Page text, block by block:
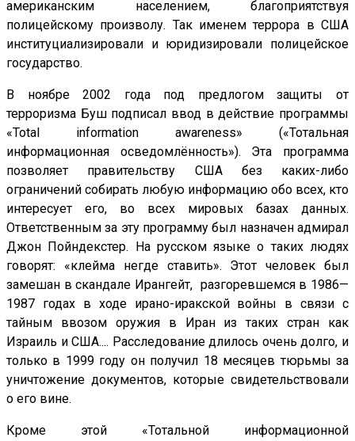
американским населением, благоприятствуя
полицейскому произволу. Так именем террора в США
институциализировали и юридизировали полицейское
государство.
В ноябре 2002 года под предлогом защиты от
терроризма Буш подписал ввод в действие программы
«Total information awareness» («Тотальная
информационная осведомлённость»). Эта программа
позволяет правительству США без каких-либо
ограничений собирать любую информацию обо всех, кто
интересует его, во всех мировых базах данных.
Ответственным за эту программу был назначен адмирал
Джон Пойндекстер. На русском языке о таких людях
говорят: «клейма негде ставить». Этот человек был
замешан в скандале Ирангейт, разгоревшемся в 1986—
1987 годах в ходе ирано-иракской войны в связи с
тайным ввозом оружия в Иран из таких стран как
Израиль и США.... Расследование длилось очень долго, и
только в 1999 году он получил 18 месяцев тюрьмы за
уничтожение документов, которые свидетельствовали
о его вине.
Кроме этой «Тотальной информационной